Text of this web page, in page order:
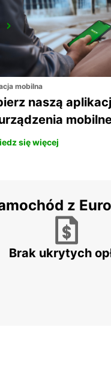
VILA
VILA NOVA
mobilna
naszą
się więcej
z
Brak ukrytych